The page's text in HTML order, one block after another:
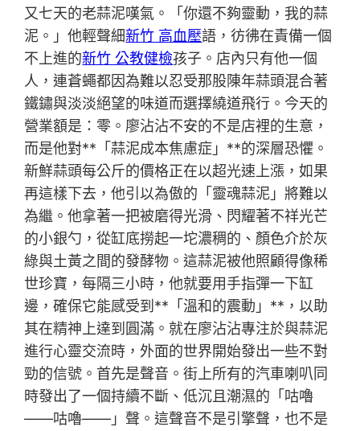
又七天的老蒜泥嘆氣。「你還不夠靈動，我的蒜
泥。」他輕聲細新竹 高血壓語，彷彿在責備一個
不上進的新竹 公教健檢孩子。店內只有他一個
人，連蒼蠅都因為難以忍受那股陳年蒜頭混合著
鐵鏽與淡淡絕望的味道而選擇繞道飛行。今天的
營業額是：零。廖沾沾不安的不是店裡的生意，
而是他對**「蒜泥成本焦慮症」**的深層恐懼。
新鮮蒜頭每公斤的價格正在以超光速上漲，如果
再這樣下去，他引以為傲的「靈魂蒜泥」將難以
為繼。他拿著一把被磨得光滑、閃耀著不祥光芒
的小銀勺，從缸底撈起一坨濃稠的、顏色介於灰
綠與土黃之間的發酵物。這蒜泥被他照顧得像稀
世珍寶，每隔三小時，他就要用手指彈一下缸
邊，確保它能感受到**「溫和的震動」**，以助
其在精神上達到圓滿。就在廖沾沾專注於與蒜泥
進行心靈交流時，外面的世界開始發出一些不對
勁的信號。首先是聲音。街上所有的汽車喇叭同
時發出了一個持續不斷、低沉且潮濕的「咕嚕
——咕嚕——」聲。這聲音不是引擎聲，也不是